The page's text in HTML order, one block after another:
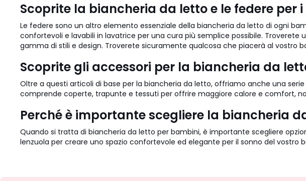
Scoprite la biancheria da letto e le federe per
Le federe sono un altro elemento essenziale della biancheria da letto di ogni
confortevoli e lavabili in lavatrice per una cura più semplice possibile.
gamma di stili e design. Troverete sicuramente qualcosa che piacerà al vostro
Scoprite gli accessori per la biancheria da
Oltre a questi articoli di base per la biancheria da letto, offriamo anche una
comprende coperte, trapunte e tessuti per offrire maggiore calore e comfort,
Perché è importante scegliere la biancheria
Quando si tratta di biancheria da letto per bambini, è importante scegliere
lenzuola per creare uno spazio confortevole ed elegante per il sonno del vostro